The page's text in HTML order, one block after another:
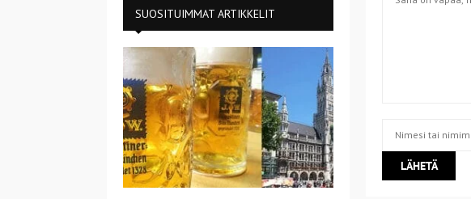
SUOSITUIMMAT ARTIKKELIT